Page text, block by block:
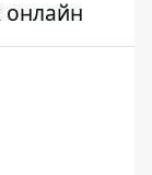
онлайн